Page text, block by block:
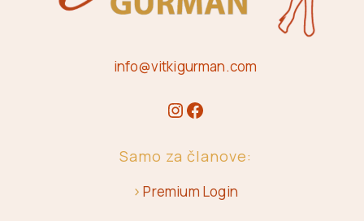
info@vitkigurman.com
Samo za članove:
>Premium Login